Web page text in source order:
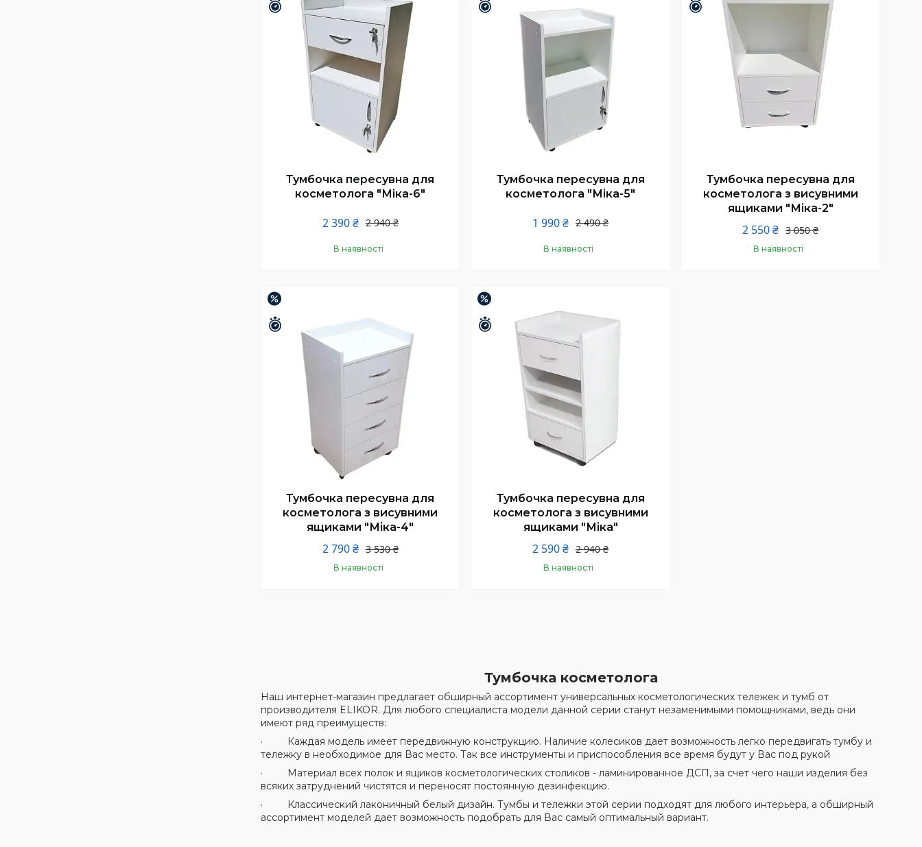
Залишилось 26 днів
Тумбочка пересувна для
косметолога "Міка-6"
2 940 ₴
2 390 ₴
В наявності
Тумбочка пересувна для
косметолога "Міка-5"
2 490 ₴
1 990 ₴
В наявності
Залишилось 26 днів
Тумбочка пересувна для
косметолога з висувними
ящиками "Міка-2"
3 050 ₴
2 550 ₴
В наявності
Залишилось 26 днів
Тумбочка пересувна для
косметолога з висувними
ящиками "Міка-4"
3 530 ₴
2 790 ₴
В наявності
Тумбочка пересувна для
косметолога з висувними
ящиками "Міка"
2 940 ₴
2 590 ₴
В наявності
Тумбочка косметолога
Наш интернет-магазин предлагает обширный ассортимент универсальных косметологических тележек и тумб от
производителя ELIKOR. Для любого специалиста модели данной серии станут незаменимыми помощниками, ведь они
имеют ряд преимуществ:
· Каждая модель имеет передвижную конструкцию. Наличие колесиков дает возможность легко передвигать тумбу и
тележку в необходимое для Вас место. Так все инструменты и приспособления все время будут у Вас под рукой
· Материал всех полок и ящиков косметологических столиков - ламинированное ДСП, за счет чего наши изделия без
всяких затруднений чистятся и переносят постоянную дезинфекцию.
· Классический лаконичный белый дизайн. Тумбы и тележки этой серии подходят для любого интерьера, а обширный
ассортимент моделей дает возможность подобрать для Вас самый оптимальный вариант.